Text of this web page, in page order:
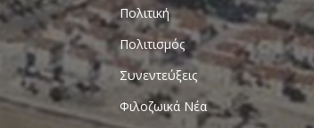
Πολιτική
Πολιτισμός
Συνεντεύξεις
Φιλοζωικά Νέα